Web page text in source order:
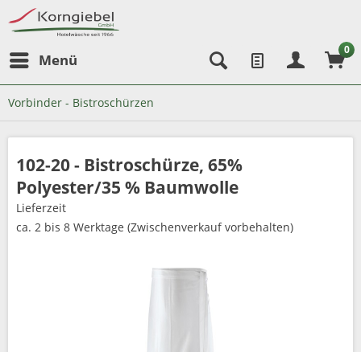
Menü
0
Vorbinder - Bistroschürzen
102-20 - Bistroschürze, 65%
Polyester/35 % Baumwolle
Lieferzeit
ca. 2 bis 8 Werktage (Zwischenverkauf vorbehalten)